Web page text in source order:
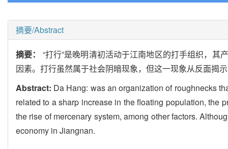
摘要/Abstract
摘要： “打行”是晚明清初活动于江南地区的打手组织，
因素。打行虽然属于社会阴暗现象，但这一现象从反面揭
Abstract: Da Hang: was an organization of roughnecks
related to a sharp increase in the floating population, the
the rise of mercenary system, among other factors.
economy in Jiangnan.